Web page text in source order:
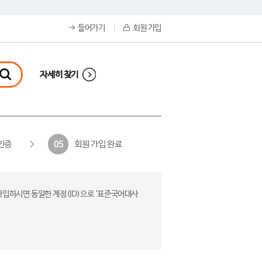
들어가기 회원 가입
자세히 찾기
증 05 회원 가입 완료
하시면 동일한 계정(ID)으로 ‘표준국어대사